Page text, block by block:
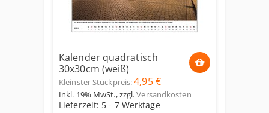
Kalender quadratisch
30x30cm (weiß)
Kleinster Stückpreis:4,95 €
Inkl. 19% MwSt.,zzgl.Versandkosten
Lieferzeit: 5 - 7 Werktage